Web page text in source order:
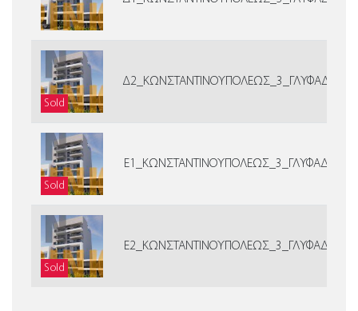
Sold
Δ2_ΚΩΝΣΤΑΝΤΙΝΟΥΠΟΛΕΩΣ_3_ΓΛΥΦΑΔΑ
Sold
Ε1_ΚΩΝΣΤΑΝΤΙΝΟΥΠΟΛΕΩΣ_3_ΓΛΥΦΑΔΑ
Sold
Ε2_ΚΩΝΣΤΑΝΤΙΝΟΥΠΟΛΕΩΣ_3_ΓΛΥΦΑΔΑ